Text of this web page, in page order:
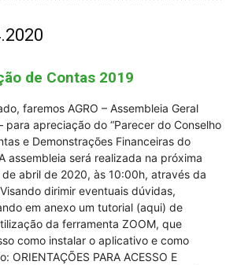
de Contas 2019
faremos AGRO – Assembleia Geral
para apreciação do “Parecer do Conselho
e Demonstrações Financeiras do
assembleia será realizada na próxima
abril de 2020, às 10:00h, através da
dirimir eventuais dúvidas,
em anexo um tutorial (aqui) de
da ferramenta ZOOM, que
como instalar o aplicativo e como
ORIENTAÇÕES PARA ACESSO E